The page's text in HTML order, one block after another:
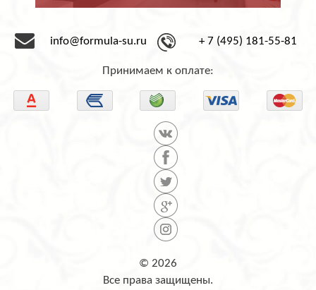
info@formula-su.ru + 7 (495) 181-55-81
Принимаем к оплате:
© 2026
Все права защищены.